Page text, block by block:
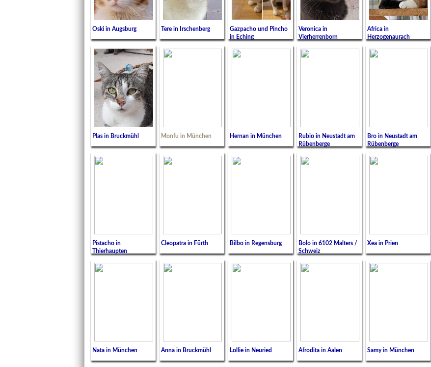
Oski in Augsburg Tere in Irschenberg
Gazpacho und Pincho
in Eching
Veronica in
Vierherrenborn
Africa in
Herzogenaurach
Plas in Bruckmühl Monfu in München Hernan in München
Rubio in Neustadt am
Rübenberge
Bro in Neustadt am
Rübenberge
Pistacho in
Thierhaupten
Cleopatra in Fürth Bilbo in Regensburg
Bolo in 6102 Malters /
Schweiz
Xea in Prien
Nata in München Anna in Bruckmühl Lollie in Neuried Afrodita in Aalen Samy in München